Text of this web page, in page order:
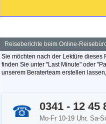
Reiseberichte beim Online-
Sie möchten nach der Lektüre dieses
finden Sie unter "Last Minute" oder
unserem Beraterteam erstellen
☎ 0341 - 12 45
Mo-Fr 10-19 Uhr, Sa-